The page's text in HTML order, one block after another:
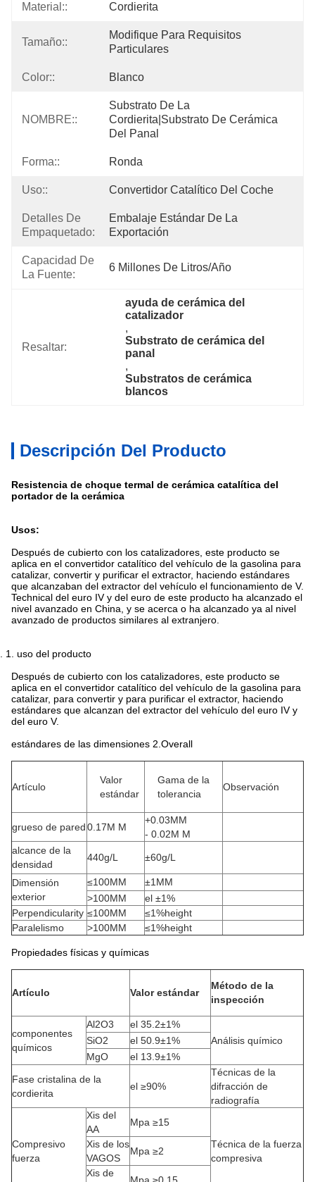
Material:: Cordierita
Tamaño::
Modifique Para Requisitos
Particulares
Color:: Blanco
NOMBRE::
Substrato De La
Cordierita|substrato De Cerámica
Del Panal
Forma:: Ronda
Uso:: Convertidor Catalítico Del Coche
Detalles De
Empaquetado:
Embalaje Estándar De La
Exportación
Capacidad De
La Fuente:
6 Millones De Litros/año
Resaltar:
ayuda de cerámica del
catalizador
,
Substrato de cerámica del
panal
,
Substratos de cerámica
blancos
Descripción Del Producto
Resistencia de choque termal de cerámica catalítica del
portador de la cerámica
Usos:
Después de cubierto con los catalizadores, este producto se
aplica en el convertidor catalítico del vehículo de la gasolina para
catalizar, convertir y purificar el extractor, haciendo estándares
que alcanzaban del extractor del vehículo el funcionamiento de V.
Technical del euro IV y del euro de este producto ha alcanzado el
nivel avanzado en China, y se acerca o ha alcanzado ya al nivel
avanzado de productos similares al extranjero.
1. uso del producto
Después de cubierto con los catalizadores, este producto se
aplica en el convertidor catalítico del vehículo de la gasolina para
catalizar, para convertir y para purificar el extractor, haciendo
estándares que alcanzan del extractor del vehículo del euro IV y
del euro V.
estándares de las dimensiones 2.Overall
Artículo
Valor
estándar
Gama de la
tolerancia
Observación
grueso de pared0.17M M
+0.03MM
- 0.02M M
alcance de la
densidad
440g/L ±60g/L
Dimensión
exterior
≤100MM
±1MM
>100MM
el ±1%
Perpendicularity ≤100MM
≤1%height
Paralelismo
>100MM ≤1%height
Propiedades físicas y químicas
Artículo Valor estándar
Método de la
inspección
componentes
químicos
Al2O3
el 35.2±1%
Análisis químico
SiO2
el 50.9±1%
MgO
el 13.9±1%
Fase cristalina de la
cordierita
el ≥90%
Técnicas de la
difracción de
radiografía
Compresivo
fuerza
Xis del
AA
Mpa ≥15
Técnica de la fuerza
compresiva
Xis de los
VAGOS
Mpa ≥2
Xis de